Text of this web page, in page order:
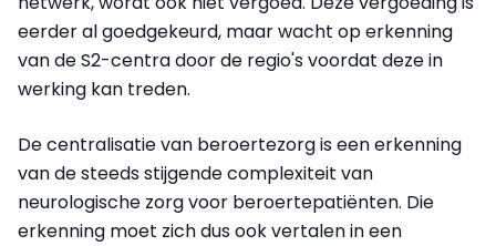
eerder al goedgekeurd, maar wacht op erkenning
van de S2-centra door de regio's voordat deze in
werking kan treden.
De centralisatie van beroertezorg is een erkenning
van de steeds stijgende complexiteit van
neurologische zorg voor beroertepatiënten. Die
erkenning moet zich dus ook vertalen in een